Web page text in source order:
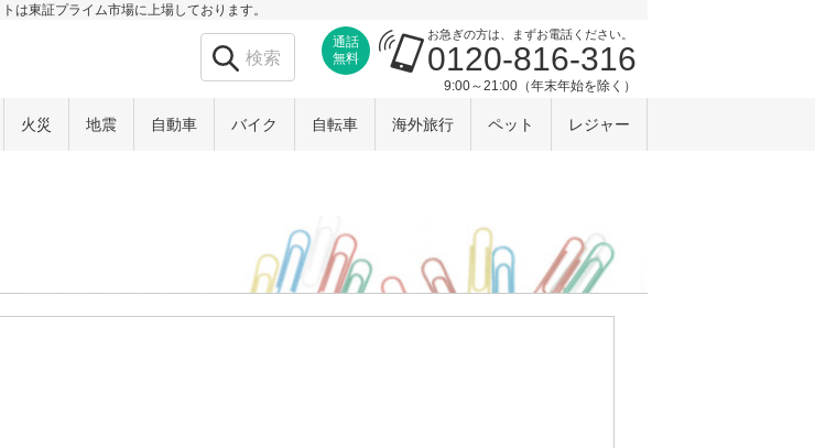
は東証プライム市場に上場しております。
通話
無料
お急ぎの方は、まずお電話ください。
0120-816-316
9:00～21:00（年末年始を除く）
火災 地震 自動車 バイク 自転車 海外旅行 ペット レジャー